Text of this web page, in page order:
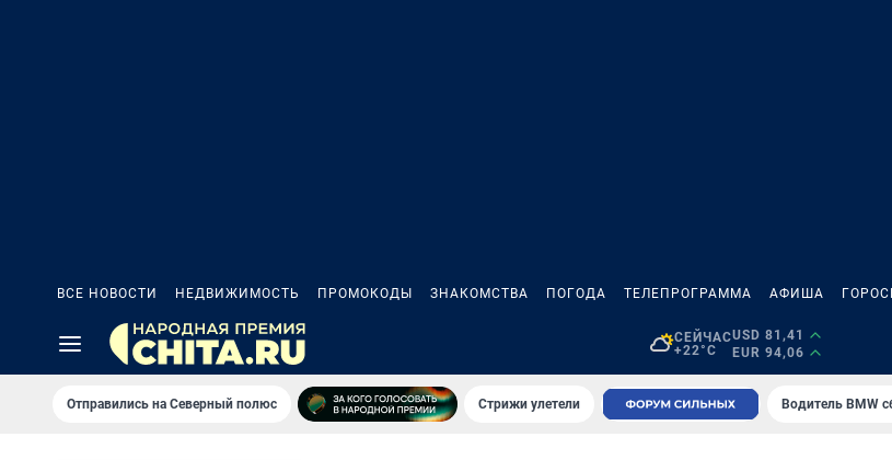
ВСЕ НОВОСТИ НЕДВИЖИМОСТЬ ПРОМОКОДЫ ЗНАКОМСТВА ПОГОДА ТЕЛЕПРОГРАММА АФИША
СЕЙЧАС
+22°C
USD 81,41
EUR 94,06
Отправились на Северный полюс Стрижи улетели Водитель BMW